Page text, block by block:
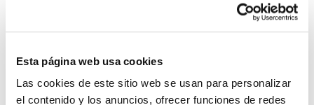
Esta página web usa cookies
Las cookies de este sitio web se usan para personalizar
el contenido y los anuncios, ofrecer funciones de redes
antecedentes médicos. Lo vemos con detalle
enlos requisitos para donar óvulos
¿Duele? No es doloroso, aunque puedes